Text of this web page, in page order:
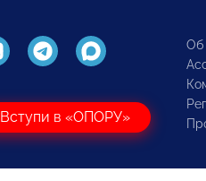
Вступи в «ОПОРУ»